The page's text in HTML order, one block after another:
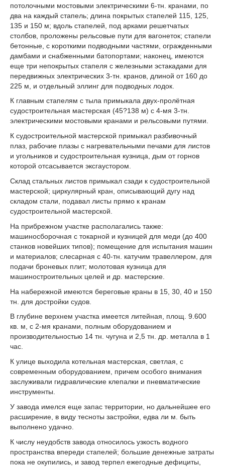
потолочными мостовыми электрическими 6-тн. кранами, по
два на каждый стапель; длина покрытых стапелей 115, 125,
135 и 150 м; вдоль стапелей, под арками решетчатых
столбов, проложены рельсовые пути для вагонеток; стапели
бетонные, с короткими подводными частями, огражденными
дамбами и снабженными батопортами; наконец, имеются
еще три непокрытых стапеля с железными эстакадами для
передвижных электрических 3-тн. кранов, длиной от 160 до
225 м, и отдельный эллинг для подводных лодок.
К главным стапелям с тыла примыкала двух-пролётная
судостроительная мастерская (45?138 м) с 4-мя 3-тн.
электрическими мостовыми кранами и рельсовыми путями.
К судостроительной мастерской примыкал разбивочный
плаз, рабочие плазы с нагревательными печами для листов
и угольников и судостроительная кузница, дым от горнов
которой отсасывается эксгаустором.
Склад стальных листов примыкал сзади к судостроительной
мастерской; циркулярный кран, описывающий дугу над
складом стали, подавал листы прямо к кранам
судостроительной мастерской.
На прибрежном участке располагались также:
машиносборочная с токарной и кузницей для меди (до 400
станков новейших типов); помещение для испытания машин
и материалов; слесарная с 40-тн. катучим травеллером, для
подачи броневых плит; молотовая кузница для
машиностроительных целей и др. мастерские.
На набережной имеются береговые краны в 15, 30, 40 и 150
тн. для достройки судов.
В глубине верхнем участка имеется литейная, площ. 9.600
кв. м, с 2-мя кранами, полным оборудованием и
производительностью 14 тн. чугуна и 2,5 тн. др. металла в 1
час.
К улице выходила котельная мастерская, светлая, с
современным оборудованием, причем особого внимания
заслуживали гидравлические клепалки и пневматические
инструменты.
У завода имелся еще запас территории, но дальнейшее его
расширение, в виду тесноты застройки, едва ли м. быть
выполнено удачно.
К числу неудобств завода относилось узкость водного
пространства впереди стапелей; большие денежные затраты
пока не окупились, и завод терпел ежегодные дефициты,